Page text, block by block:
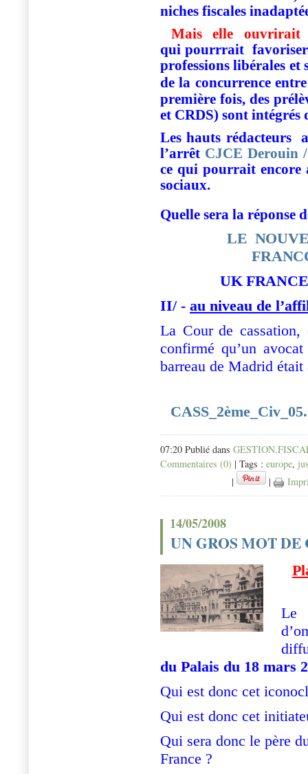
niches fiscales
Mais elle
qui pourrrait favoriser
professions libérales
de la concurrence
première fois, des
et CRDS) sont
Les hauts rédacteurs
l’arrêt CJCE Derouin
ce qui pourrait encore
sociaux.
Quelle sera la réponse
LE
UK
II/ - au niveau de
La Cour de
confirmé qu’un
barreau de Madrid
07:20 Publié dans
Commentaires (0) | Tags : europe,
|
|
14/05/2008
UN GROS MOT
Le
du Palais du 18 mars
Qui est donc cet
Qui est donc cet
Qui sera donc le père
France ?